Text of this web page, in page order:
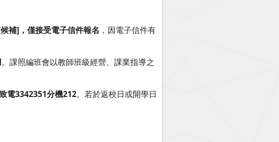
補]，僅接受電子信件報名 ，因電子信件有
。課照編班會以教師班級經營、課業指導之
電3342351分機212。若於返校日或開學日